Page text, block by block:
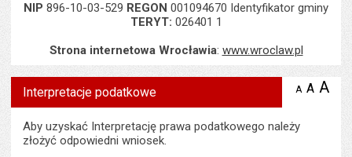
NIP 896-10-03-529 REGON 001094670 Identyfikator gminy
TERYT: 026401 1
Strona internetowa Wrocławia: www.wroclaw.pl
Interpretacje podatkowe A zmniejsz
A A
Aby uzyskać Interpretację prawa podatkowego należy
złożyć odpowiedni wniosek.